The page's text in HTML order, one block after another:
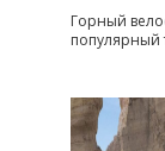
Горный
популярный